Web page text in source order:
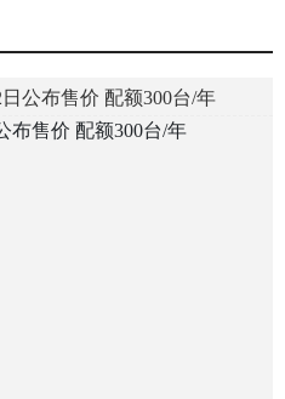
公布售价 配额300台/年